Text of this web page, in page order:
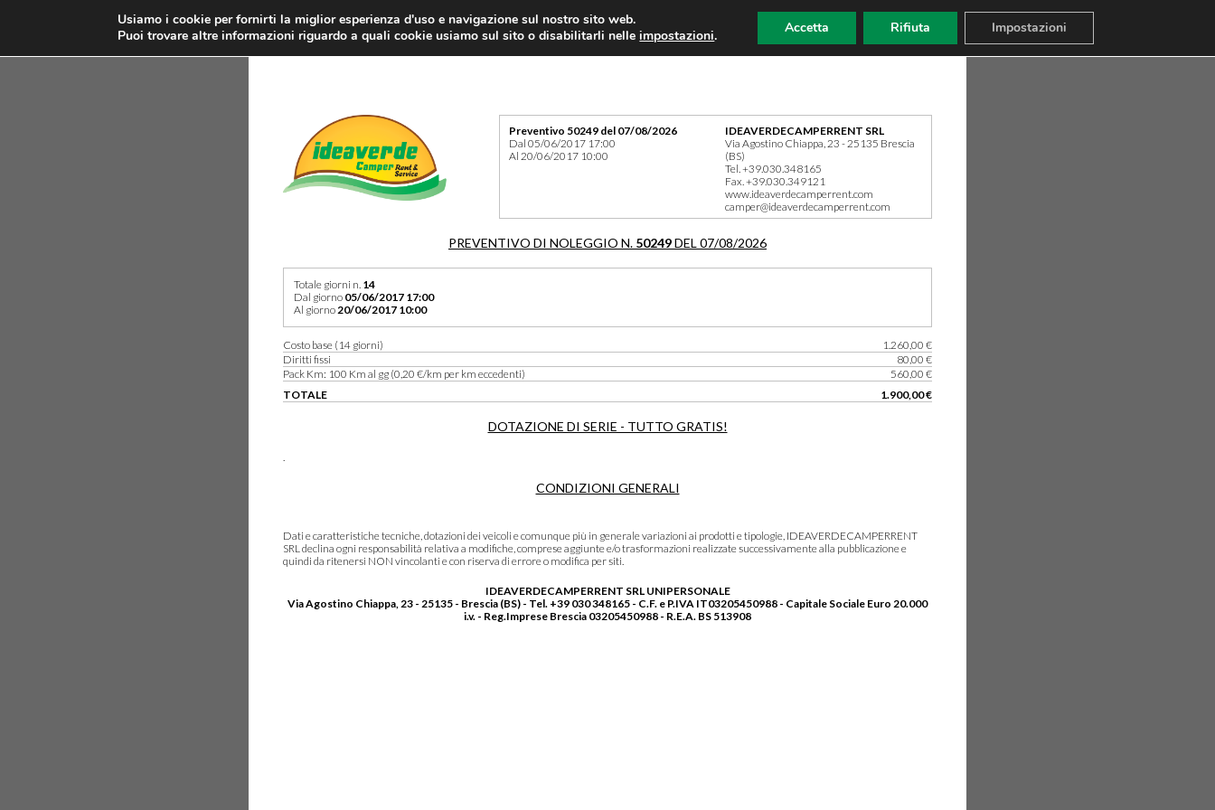
IDEAVERDECAMPERRENT SRL
Via Agostino Chiappa, 23 - 25135 Brescia
(BS)
Tel. +39.030.348165
Fax. +39.030.349121
www.ideaverdecamperrent.com
camper@ideaverdecamperrent.com
Preventivo 50249 del 07/08/2026
Dal 05/06/2017 17:00
Al 20/06/2017 10:00
PREVENTIVO DI NOLEGGIO N. 50249DEL 07/08/2026
Totale giorni n. 14
Dal giorno 05/06/2017 17:00
Al giorno20/06/2017 10:00
Costo base (14 giorni)
1.260,00 €
Diritti fissi
80,00 €
Pack Km: 100 Km al gg (0,20 €/km per km eccedenti)
560,00 €
TOTALE
1.900,00 €
DOTAZIONE DI SERIE - TUTTO GRATIS!
.
CONDIZIONI GENERALI
Dati e caratteristiche tecniche, dotazioni dei veicoli e comunque più in generale variazioni ai prodotti e tipologie, IDEAVERDECAMPERRENT
SRL declina ogni responsabilità relativa a modifiche, comprese aggiunte e/o trasformazioni realizzate successivamente alla pubblicazione e
quindi da ritenersi NON vincolanti e con riserva di errore o modifica per siti.
IDEAVERDECAMPERRENT SRL UNIPERSONALE
Via Agostino Chiappa, 23 - 25135 - Brescia (BS) - Tel. +39 030 348165 - C.F. e P.IVA IT03205450988 - Capitale Sociale Euro 20.000
i.v. - Reg.Imprese Brescia 03205450988 - R.E.A. BS 513908
Usiamo i cookie per fornirti la miglior esperienza d'uso e navigazione sul nostro sito web.
Puoi trovare altre informazioni riguardo a quali cookie usiamo sul sito o disabilitarli nelleimpostazioni. Accetta Rifiuta Impostazioni